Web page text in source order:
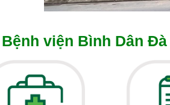
viện Bình Dân Đà